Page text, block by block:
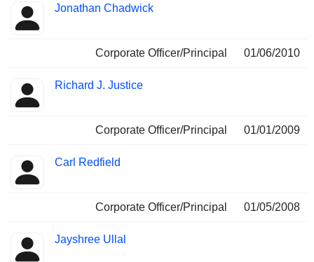
Jonathan Chadwick
Corporate Officer/Principal 01/06/2010
Richard J. Justice
Corporate Officer/Principal 01/01/2009
Carl Redfield
Corporate Officer/Principal 01/05/2008
Jayshree Ullal